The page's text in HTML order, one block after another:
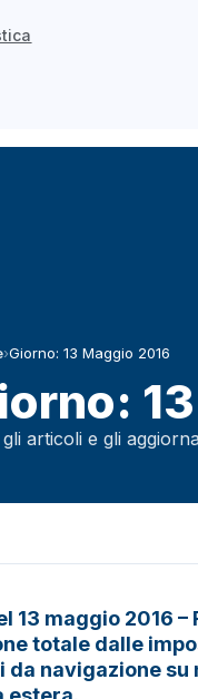
›Giorno: 13 Maggio 2016
articoli e gli
13 maggio 2016
totale dalle
da navigazione su